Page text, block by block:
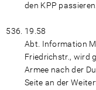
den KPP passieren.
19.58
Abt. Information
Friedrichstr., wird
Armee nach der
Seite an der